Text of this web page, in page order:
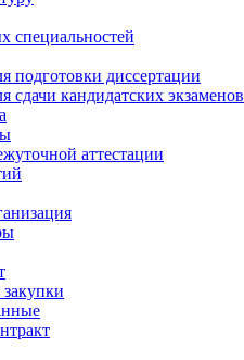
специальностей
подготовки диссертации
сдачи кандидатских экзаменов
аттестации